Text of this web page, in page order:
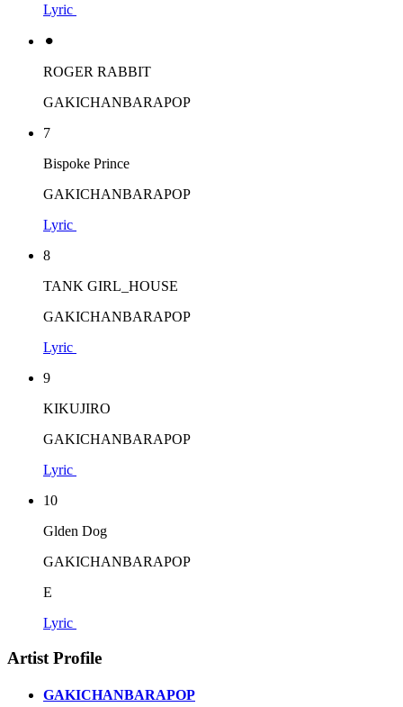
Lyric
⚫︎
ROGER RABBIT
GAKICHANBARAPOP
7
Bispoke Prince
GAKICHANBARAPOP
Lyric
8
TANK GIRL_HOUSE
GAKICHANBARAPOP
Lyric
9
KIKUJIRO
GAKICHANBARAPOP
Lyric
10
Glden Dog
GAKICHANBARAPOP
E
Lyric
Artist Profile
GAKICHANBARAPOP